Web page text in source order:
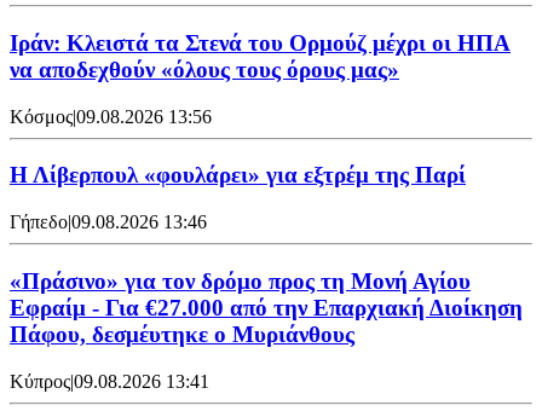
Ιράν: Κλειστά τα Στενά του Ορμούζ μέχρι οι ΗΠΑ
να αποδεχθούν «όλους τους όρους μας»
Κόσμος|09.08.2026 13:56
Η Λίβερπουλ «φουλάρει» για εξτρέμ της Παρί
Γήπεδο|09.08.2026 13:46
«Πράσινο» για τον δρόμο προς τη Μονή Αγίου
Εφραίμ - Για €27.000 από την Επαρχιακή Διοίκηση
Πάφου, δεσμέυτηκε ο Μυριάνθους
Κύπρος|09.08.2026 13:41